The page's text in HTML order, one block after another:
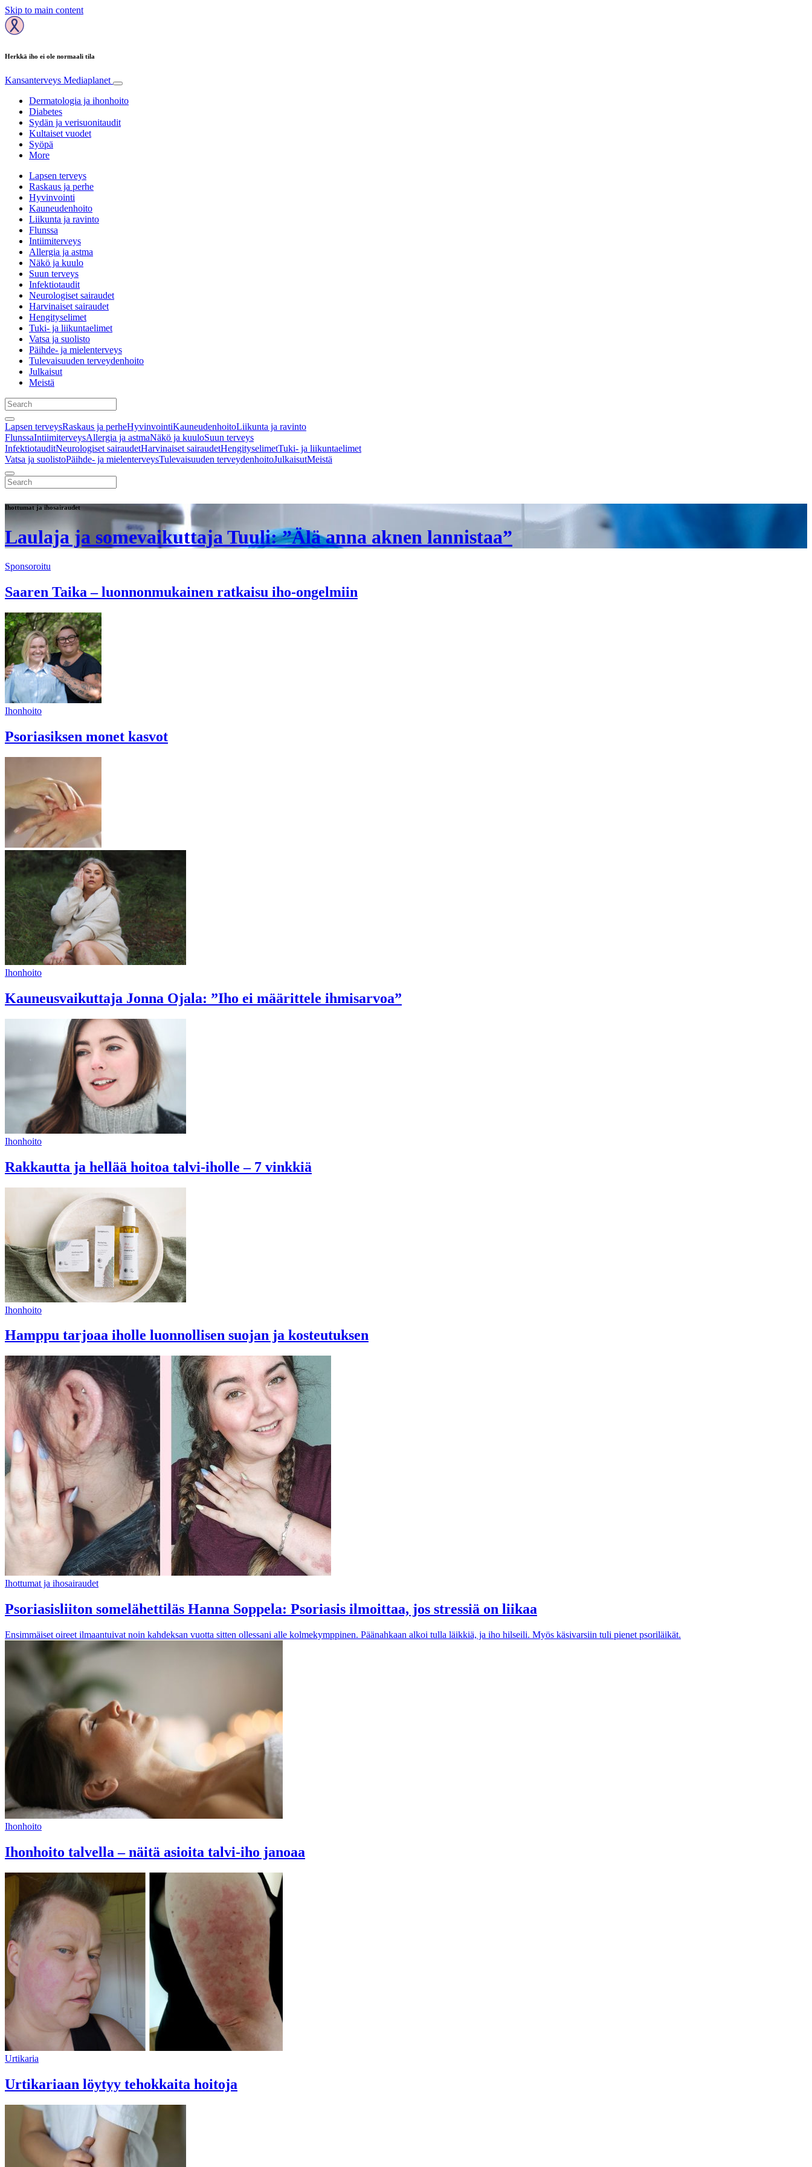
Skip to main content
Herkkä iho ei ole normaali tila
Kansanterveys Mediaplanet
Dermatologia ja ihonhoito
Diabetes
Sydän ja verisuonitaudit
Kultaiset vuodet
Syöpä
More
Lapsen terveys
Raskaus ja perhe
Hyvinvointi
Kauneudenhoito
Liikunta ja ravinto
Flunssa
Intiimiterveys
Allergia ja astma
Näkö ja kuulo
Suun terveys
Infektiotaudit
Neurologiset sairaudet
Harvinaiset sairaudet
Hengityselimet
Tuki- ja liikuntaelimet
Vatsa ja suolisto
Päihde- ja mielenterveys
Tulevaisuuden terveydenhoito
Julkaisut
Meistä
Lapsen terveysRaskaus ja perheHyvinvointiKauneudenhoitoLiikunta ja ravinto
FlunssaIntiimiterveysAllergia ja astmaNäkö ja kuuloSuun terveys
InfektiotauditNeurologiset sairaudetHarvinaiset sairaudetHengityselimetTuki- ja liikuntaelimet
Vatsa ja suolistoPäihde- ja mielenterveysTulevaisuuden terveydenhoitoJulkaisutMeistä
Ihottumat ja ihosairaudet
Laulaja ja somevaikuttaja Tuuli: ”Älä anna aknen lannistaa”
Sponsoroitu
Saaren Taika – luonnonmukainen ratkaisu iho-ongelmiin
Ihonhoito
Psoriasiksen monet kasvot
Ihonhoito
Kauneusvaikuttaja Jonna Ojala: ”Iho ei määrittele ihmisarvoa”
Ihonhoito
Rakkautta ja hellää hoitoa talvi-iholle – 7 vinkkiä
Ihonhoito
Hamppu tarjoaa iholle luonnollisen suojan ja kosteutuksen
Ihottumat ja ihosairaudet
Psoriasisliiton somelähettiläs Hanna Soppela: Psoriasis ilmoittaa, jos stressiä on liikaa
Ensimmäiset oireet ilmaantuivat noin kahdeksan vuotta sitten ollessani alle kolmekymppinen. Päänahkaan alkoi tulla läikkiä, ja iho hilseili. Myös käsivarsiin tuli pienet psoriläikät.
Ihonhoito
Ihonhoito talvella – näitä asioita talvi-iho janoaa
Urtikaria
Urtikariaan löytyy tehokkaita hoitoja